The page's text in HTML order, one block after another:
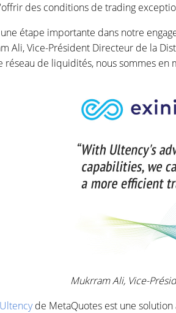
des conditions de trading
étape importante dans notre
Ali, Vice-Président Directeur de la
réseau de liquidités, nous sommes
Mukrram Ali, Vice-
Ultencyde MetaQuotes est une